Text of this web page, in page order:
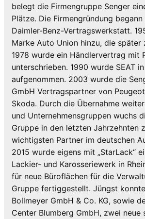
belegt die Firmengruppe Senger
Plätze. Die Firmengründung begann
Daimler-Benz-Vertragswerkstatt.
Marke Auto Union hinzu, die später
1978 wurde ein Händlervertrag mit
unterschrieben. 1990 wurde SEAT
aufgenommen. 2003 wurde die
GmbH Vertragspartner von
Skoda. Durch die Übernahme
und Unternehmensgruppen wuchs
Gruppe in den letzten Jahrzehnten
wichtigsten Partner im deutschen
2015 wurde eigens mit „StarLack“
Lackier- und Karosseriewerk in
für neue Büroflächen für die
Gruppe fertiggestellt. Jüngst
Bollmeyer GmbH & Co. KG, sowie
Center Blumberg GmbH, zwei neue